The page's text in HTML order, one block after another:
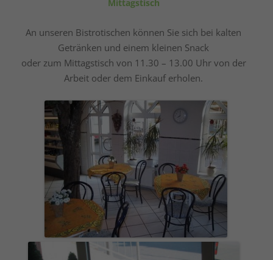
Mittagstisch
An unseren Bistrotischen können Sie sich bei kalten
Getränken und einem kleinen Snack
oder zum Mittagstisch von 11.30 – 13.00 Uhr von der
Arbeit oder dem Einkauf erholen.